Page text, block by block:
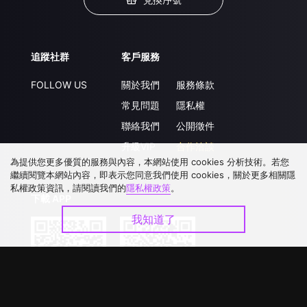
追蹤社群
FOLLOW US
客戶服務
關於我們
常見問題
聯絡我們
升級VIP
服務條款
隱私權
公開徵件
合作洽談
為提供您更多優質的服務與內容，本網站使用 cookies 分析技術。若您
繼續閱覽本網站內容，即表示您同意我們使用 cookies，關於更多相關隱
私權政策資訊，請閱讀我們的隱私權政策。
我知道了